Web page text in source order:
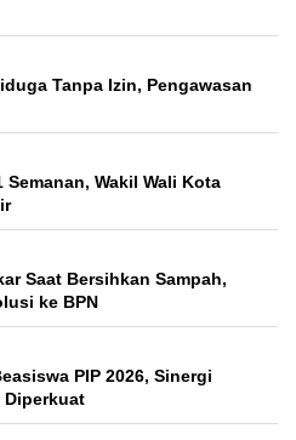
Tanpa Izin, Pengawasan
Semanan, Wakil Wali Kota
Saat Bersihkan Sampah,
ke BPN
PIP 2026, Sinergi
Diperkuat